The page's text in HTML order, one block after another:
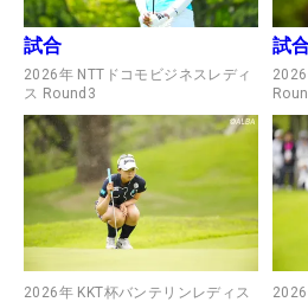
試合
2026年 NTTドコモビジネスレディ
ス Round3
試
2026年 KKT杯バンテリンレディス